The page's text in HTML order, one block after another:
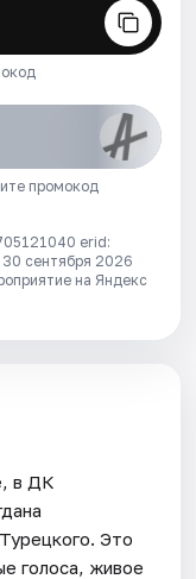
промокод
erid:
30 сентября 2026
на Яндекс
в ДК
Это
голоса, живое